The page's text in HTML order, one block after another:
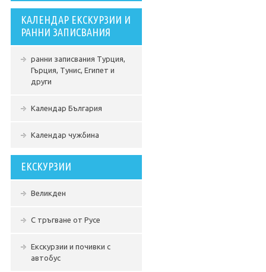
КАЛЕНДАР ЕКСКУРЗИИ И
РАННИ ЗАПИСВАНИЯ
ранни записвания Турция,
Гърция, Тунис, Египет и
други
Календар България
Календар чужбина
ЕКСКУРЗИИ
Великден
С тръгване от Русе
Екскурзии и почивки с
автобус